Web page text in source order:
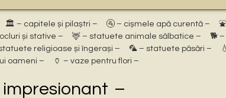
🏛 – capitele și pilaștri – 🚰 – cișmele apă curentă –
și stative – 🦌 – statuete animale sălbatice –
🐕
religioase și îngerași – 🦜 – statuete păsări –
oameni – 🏺 – vaze pentru flori –